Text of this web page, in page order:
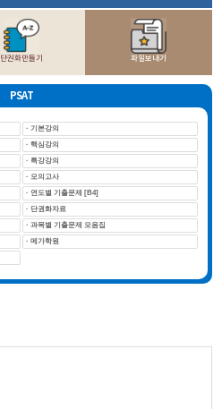
단권화만들기 파일보내기
PSAT
· 기본강의
· 핵심강의
· 특강강의
· 모의고사
· 연도별 기출문제 [B4]
· 단권화자료
· 과목별 기출문제 모음집
· 메가학원